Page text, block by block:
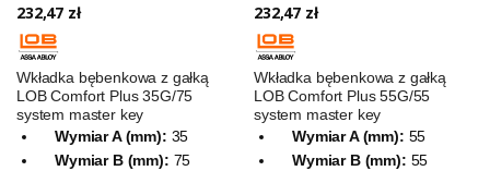
232,47 zł
Wkładka bębenkowa z gałką
LOB Comfort Plus 35G/75
system master key
Wymiar A (mm): 35
Wymiar B (mm): 75
232,47 zł
Wkładka bębenkowa z gałką
LOB Comfort Plus 55G/55
system master key
Wymiar A (mm): 55
Wymiar B (mm): 55